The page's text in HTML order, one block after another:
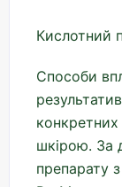
Кислотний
Способи
шкірою. За
препарату